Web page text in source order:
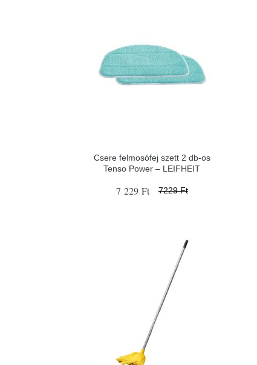
Csere felmosófej szett 2 db-os
Tenso Power – LEIFHEIT
7 229 Ft 7229 Ft